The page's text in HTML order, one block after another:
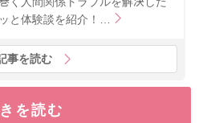
と体験談を紹介！…
事を読む
を読む